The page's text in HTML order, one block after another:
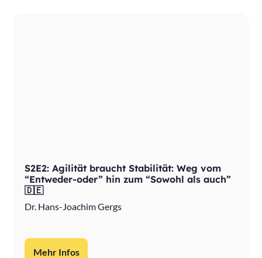
S2E2: Agilität braucht Stabilität: Weg vom
“Entweder-oder” hin zum “Sowohl als auch”
🇩🇪
Dr. Hans-Joachim Gergs
Mehr Infos